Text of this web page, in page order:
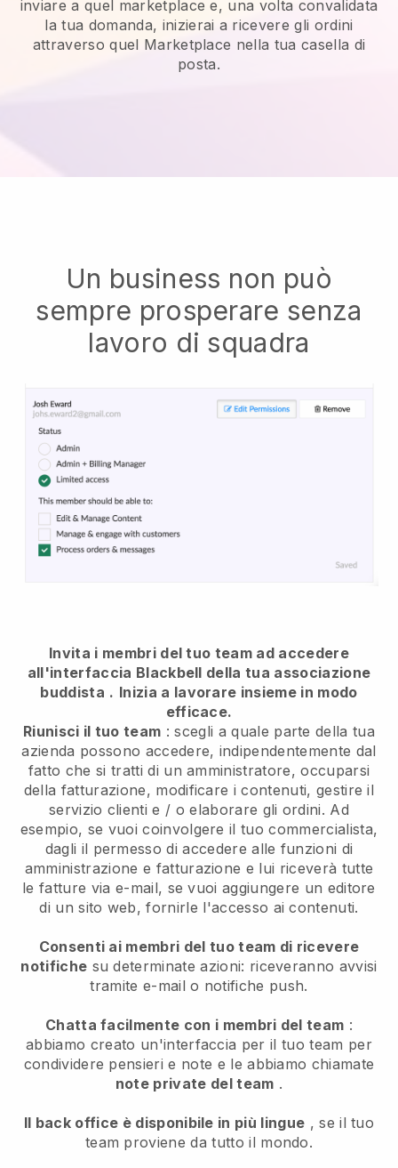
inviare a quel marketplace e, una volta convalidata
la tua domanda, inizierai a ricevere gli ordini
attraverso quel Marketplace nella tua casella di
posta.
Un business non può
sempre prosperare senza
lavoro di squadra
Invita i membri del tuo team ad accedere
all'interfaccia Blackbell della tua associazione
buddista . Inizia a lavorare insieme in modo
efficace.
Riunisci il tuo team : scegli a quale parte della tua
azienda possono accedere, indipendentemente dal
fatto che si tratti di un amministratore, occuparsi
della fatturazione, modificare i contenuti, gestire il
servizio clienti e / o elaborare gli ordini. Ad
esempio, se vuoi coinvolgere il tuo commercialista,
dagli il permesso di accedere alle funzioni di
amministrazione e fatturazione e lui riceverà tutte
le fatture via e-mail, se vuoi aggiungere un editore
di un sito web, fornirle l'accesso ai contenuti.
Consenti ai membri del tuo team di ricevere
notifiche su determinate azioni: riceveranno avvisi
tramite e-mail o notifiche push.
Chatta facilmente con i membri del team :
abbiamo creato un'interfaccia per il tuo team per
condividere pensieri e note e le abbiamo chiamate
note private del team .
Il back office è disponibile in più lingue , se il tuo
team proviene da tutto il mondo.